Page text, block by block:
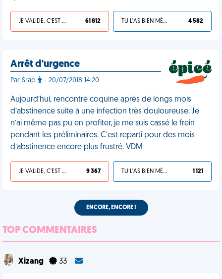
JE VALIDE, C'EST UNE VDM 61 812 TU L'AS BIEN MÉRITÉ 4 582
Arrêt d'urgence
Par Srap - 20/07/2018 14:20
Aujourd’hui, rencontre coquine après de longs mois
d’abstinence suite à une infection très douloureuse. Je
n’ai même pas pu en profiter, je me suis cassé le frein
pendant les préliminaires. C'est reparti pour des mois
d’abstinence encore plus frustré. VDM
JE VALIDE, C'EST UNE VDM 9 367 TU L'AS BIEN MÉRITÉ 1 121
ENCORE, ENCORE !
TOP COMMENTAIRES
Xizang 33